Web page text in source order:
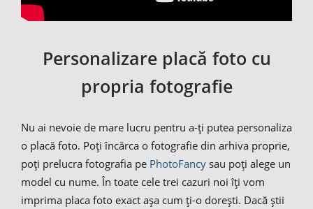
Personalizare placă foto cu
propria fotografie
Nu ai nevoie de mare lucru pentru a-ți putea personaliza
o placă foto. Poți încărca o fotografie din arhiva proprie,
poți prelucra fotografia pe PhotoFancy sau poți alege un
model cu nume. În toate cele trei cazuri noi îți vom
imprima placa foto exact așa cum ți-o dorești. Dacă știi